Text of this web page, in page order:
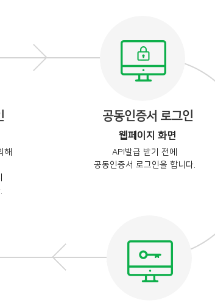
해
공동인증서 로그인
웹페이지 화면
API발급 받기 전에
공동인증서 로그인을 합니다.